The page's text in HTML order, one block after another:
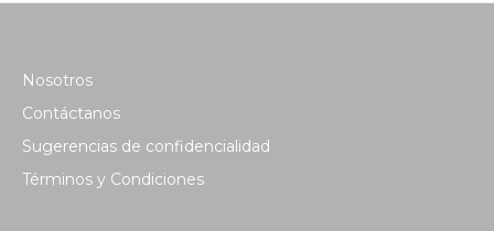
Nosotros
Contáctanos
Sugerencias de confidencialidad
Términos y Condiciones